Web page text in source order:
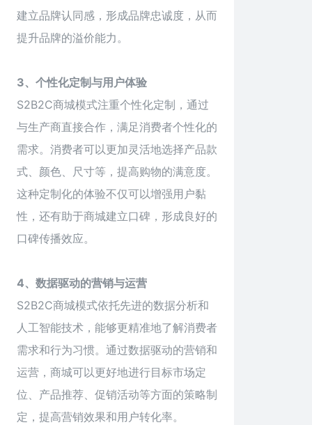
建立品牌认同感，形成品牌忠诚度，从而
提升品牌的溢价能力。
3、个性化定制与用户体验
S2B2C商城模式注重个性化定制，通过
与生产商直接合作，满足消费者个性化的
需求。消费者可以更加灵活地选择产品款
式、颜色、尺寸等，提高购物的满意度。
这种定制化的体验不仅可以增强用户黏
性，还有助于商城建立口碑，形成良好的
口碑传播效应。
4、数据驱动的营销与运营
S2B2C商城模式依托先进的数据分析和
人工智能技术，能够更精准地了解消费者
需求和行为习惯。通过数据驱动的营销和
运营，商城可以更好地进行目标市场定
位、产品推荐、促销活动等方面的策略制
定，提高营销效果和用户转化率。